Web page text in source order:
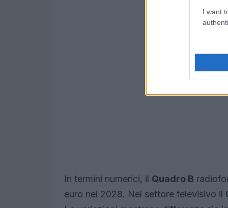
I want
In termini numerici, il Quadro B
euro nel 2028. Nel settore televisivo il